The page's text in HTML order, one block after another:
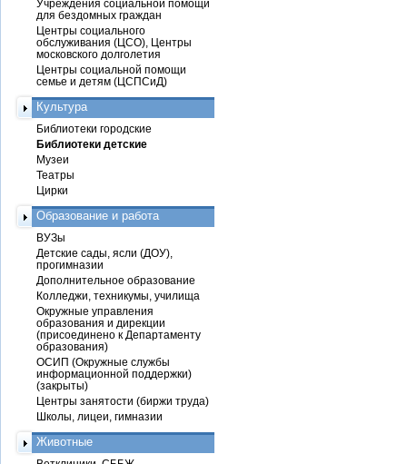
Учреждения социальной помощи
для бездомных граждан
Центры социального
обслуживания (ЦСО), Центры
московского долголетия
Центры социальной помощи
семье и детям (ЦСПСиД)
Культура
Библиотеки городские
Библиотеки детские
Музеи
Театры
Цирки
Образование и работа
ВУЗы
Детские сады, ясли (ДОУ),
прогимназии
Дополнительное образование
Колледжи, техникумы, училища
Окружные управления
образования и дирекции
(присоединено к Департаменту
образования)
ОСИП (Окружные службы
информационной поддержки)
(закрыты)
Центры занятости (биржи труда)
Школы, лицеи, гимназии
Животные